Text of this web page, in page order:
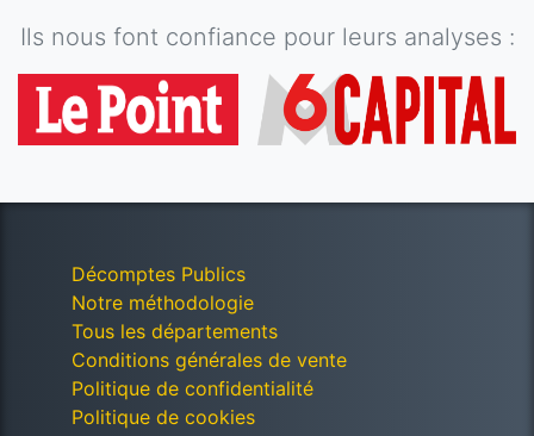
Ils nous font confiance pour leurs analyses :
Décomptes Publics
Notre méthodologie
Tous les départements
Conditions générales de vente
Politique de confidentialité
Politique de cookies